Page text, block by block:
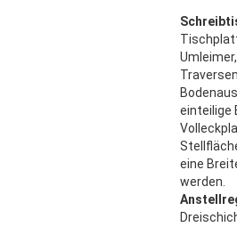
einteilige
eine
werden.